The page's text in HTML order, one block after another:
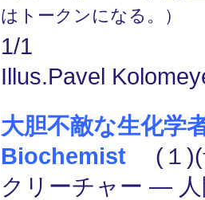
はトークンになる。）
1/1
Illus.Pavel
大胆不敵な生化学
Biochemist (１)(
クリーチャー ―